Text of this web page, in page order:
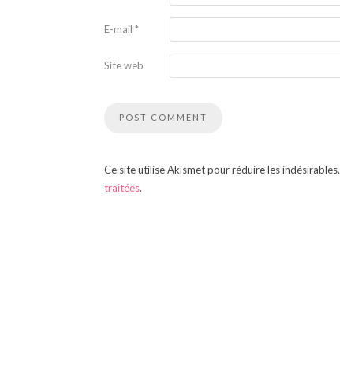
E-mail *
Site web
Ce site utilise Akismet pour réduire les indésirables.
traitées.